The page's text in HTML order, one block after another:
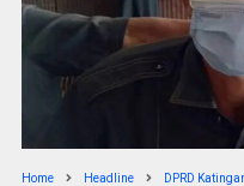
Home Headline DPRD